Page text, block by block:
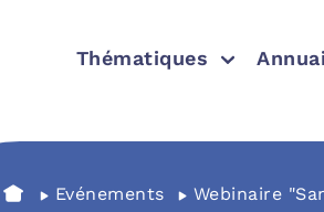
Thématiques
Evénements Webinaire